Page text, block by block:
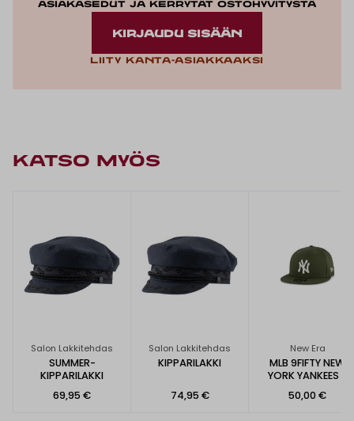
asiakasedut ja kerrytät ostohyvitystä
KIRJAUDU SISÄÄN
Liity kanta-asiakkaaksi
KATSO MYÖS
Salon Lakkitehdas
SUMMER-
KIPPARILAKKI
69,95 €
Salon Lakkitehdas
KIPPARILAKKI
74,95 €
New Era
MLB 9FIFTY NEW
YORK YANKEES -
50,00 €